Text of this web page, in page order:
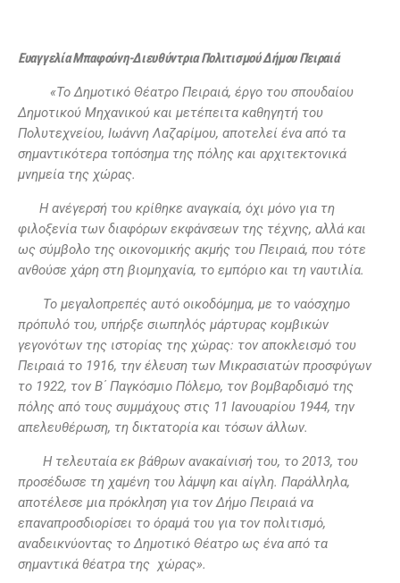
Ευαγγελία Μπαφούνη-Διευθύντρια Πολιτισμού Δήμου Πειραιά
«Το Δημοτικό Θέατρο Πειραιά, έργο του σπουδαίου
Δημοτικού Μηχανικού και μετέπειτα καθηγητή του
Πολυτεχνείου, Ιωάννη Λαζαρίμου, αποτελεί ένα από τα
σημαντικότερα τοπόσημα της πόλης και αρχιτεκτονικά
μνημεία της χώρας.
Η ανέγερσή του κρίθηκε αναγκαία, όχι μόνο για τη
φιλοξενία των διαφόρων εκφάνσεων της τέχνης, αλλά και
ως σύμβολο της οικονομικής ακμής του Πειραιά, που τότε
ανθούσε χάρη στη βιομηχανία, το εμπόριο και τη ναυτιλία.
Το μεγαλοπρεπές αυτό οικοδόμημα, με το ναόσχημο
πρόπυλό του, υπήρξε σιωπηλός μάρτυρας κομβικών
γεγονότων της ιστορίας της χώρας: τον αποκλεισμό του
Πειραιά το 1916, την έλευση των Μικρασιατών προσφύγων
το 1922, τον Β΄ Παγκόσμιο Πόλεμο, τον βομβαρδισμό της
πόλης από τους συμμάχους στις 11 Ιανουαρίου 1944, την
απελευθέρωση, τη δικτατορία και τόσων άλλων.
Η τελευταία εκ βάθρων ανακαίνισή του, το 2013, του
προσέδωσε τη χαμένη του λάμψη και αίγλη. Παράλληλα,
αποτέλεσε μια πρόκληση για τον Δήμο Πειραιά να
επαναπροσδιορίσει το όραμά του για τον πολιτισμό,
αναδεικνύοντας το Δημοτικό Θέατρο ως ένα από τα
σημαντικά θέατρα της χώρας».